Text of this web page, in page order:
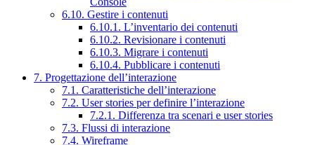
6.10. Gestire i contenuti
6.10.1. L’inventario dei contenuti
6.10.2. Revisionare i contenuti
6.10.3. Migrare i contenuti
6.10.4. Pubblicare i contenuti
7. Progettazione dell’interazione
7.1. Caratteristiche dell’interazione
7.2. User stories per definire l’interazione
7.2.1. Differenza tra scenari e user stories
7.3. Flussi di interazione
7.4. Wireframe